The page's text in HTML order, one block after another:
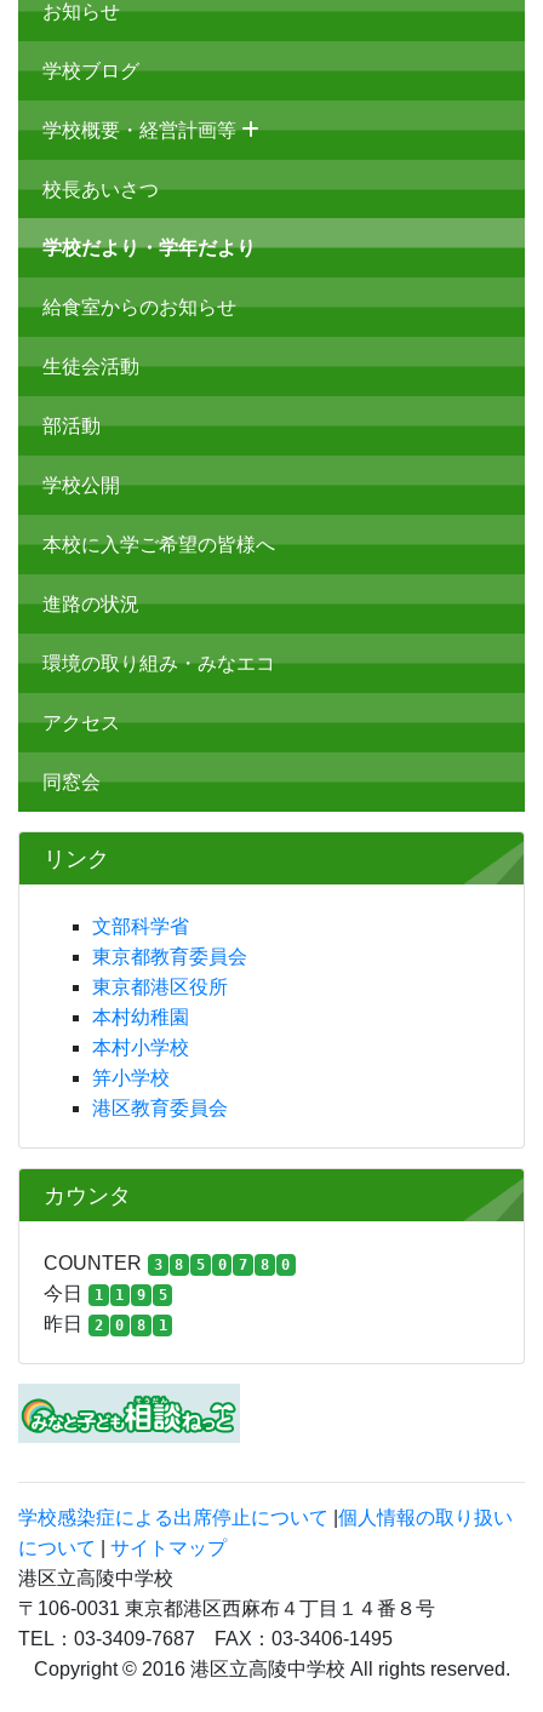
お知らせ
学校ブログ
学校概要・経営計画等
校長あいさつ
学校だより・学年だより
給食室からのお知らせ
生徒会活動
部活動
学校公開
本校に入学ご希望の皆様へ
進路の状況
環境の取り組み・みなエコ
アクセス
同窓会
リンク
文部科学省
東京都教育委員会
東京都港区役所
本村幼稚園
本村小学校
笄小学校
港区教育委員会
カウンタ
COUNTER 3 8 5 0 7 8 0
今日 1 1 9 5
昨日 2 0 8 1
学校感染症による出席停止について 個人情報の取り扱い
について
サイトマップ
港区立高陵中学校
〒106-0031 東京都港区西麻布４丁目１４番８号
TEL：03-3409-7687 FAX：03-3406-1495
Copyright © 2016 港区立高陵中学校 All rights reserved.